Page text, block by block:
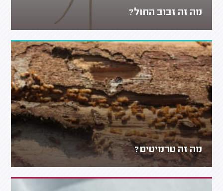
מה זה זבוב החול?
מה זה טרמיטים?